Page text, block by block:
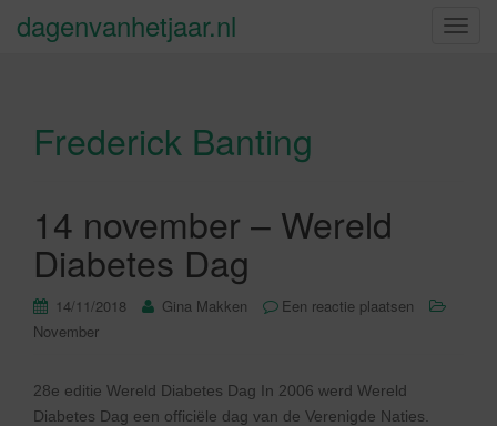
S
dagenvanhetjaar.nl
Frederick Banting
14 november – Wereld
Diabetes Dag
14/11/2018 Gina Makken
Een reactie plaatsen
November
28e editie Wereld Diabetes Dag In 2006 werd Wereld
Diabetes Dag een officiële dag van de Verenigde Naties.